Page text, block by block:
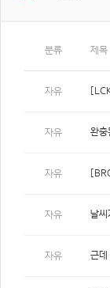
분류 제목
자유
자유 완
자유
자유 날씨
자유 근데